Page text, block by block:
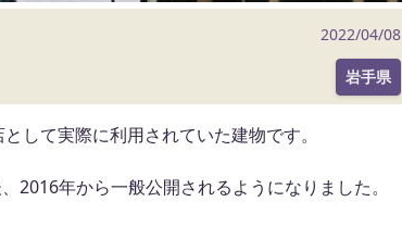
2022/04/08
岩手県
して実際に利用されていた建物です。
年から一般公開されるようになりました。